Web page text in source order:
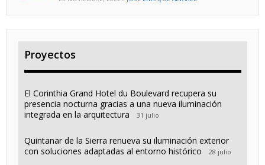
Proyectos
El Corinthia Grand Hotel du Boulevard recupera su
presencia nocturna gracias a una nueva iluminación
integrada en la arquitectura
31 julio
Quintanar de la Sierra renueva su iluminación exterior
con soluciones adaptadas al entorno histórico
28 julio